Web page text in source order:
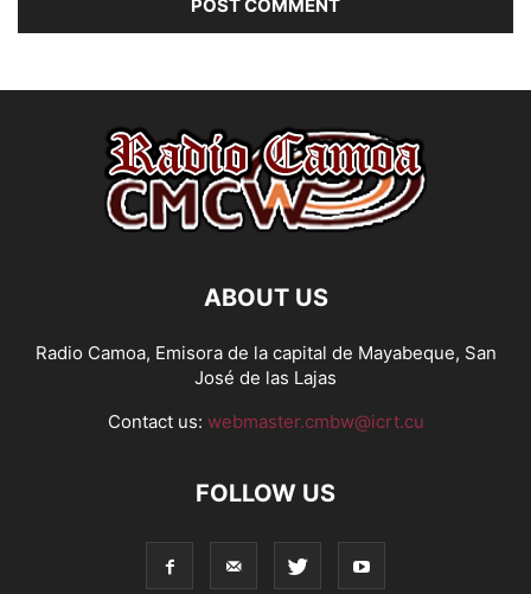
ABOUT US
Radio Camoa, Emisora de la capital de Mayabeque, San
José de las Lajas
Contact us: webmaster.cmbw@icrt.cu
FOLLOW US